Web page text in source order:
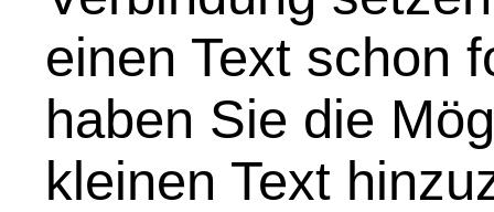
einen Text schon
haben Sie die
kleinen Text